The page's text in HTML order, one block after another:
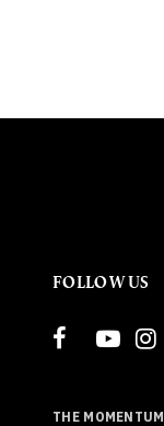
FOLLOW US
THE MOMENTUM